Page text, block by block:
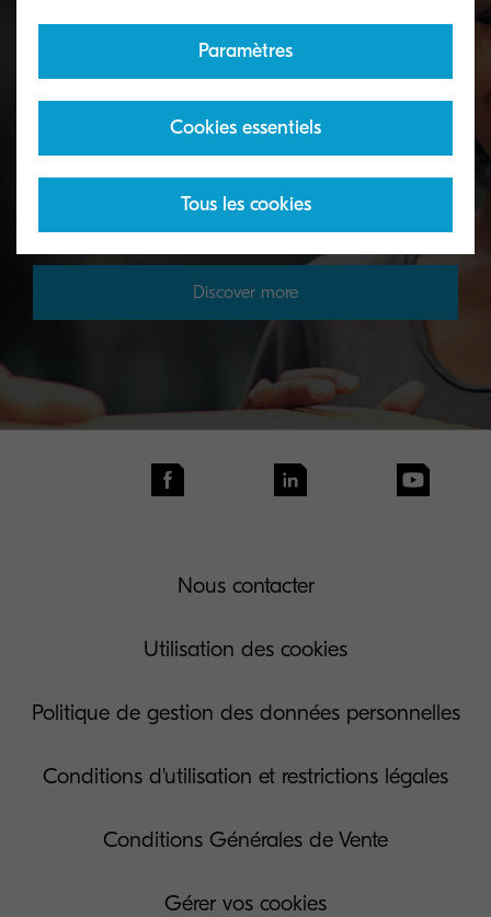
Toner take-back service
KYOCERA's toner recycling programme allows
organisations to return toners in a variety of ways.
Discover more
Nous contacter
Utilisation des cookies
Politique de gestion des données personnelles
Conditions d'utilisation et restrictions légales
Conditions Générales de Vente
Gérer vos cookies
Paramètres
Cookies essentiels
Tous les cookies